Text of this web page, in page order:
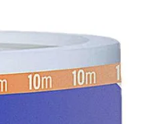
Geriatrico
Littmann